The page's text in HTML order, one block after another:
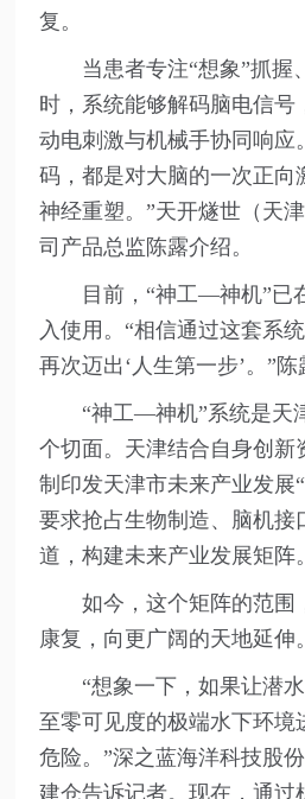
复。
当患者专注“想象”抓握
时，系统能够解码脑电信号
动电刺激与机械手协同响应
码，都是对大脑的一次正向
神经重塑。”天开燧世（天
司产品总监陈露介绍。
目前，“神工—神机”已
入使用。“相信通过这套系
再次迈出‘人生第一步’。”陈
“神工—神机”系统是天
个切面。天津结合自身创新
制印发天津市未来产业发展
要求抢占生物制造、脑机接
道，构建未来产业发展矩阵。
如今，这个矩阵的范围
康复，向更广阔的天地延伸。
“想象一下，如果让潜
至零可见度的极端水下环境
危险。”深之蓝海洋科技股
建仓告诉记者。现在，通过